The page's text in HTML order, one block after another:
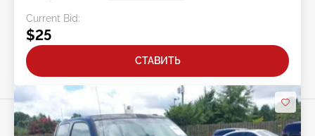
Current Bid:
$25
СТАВИТЬ